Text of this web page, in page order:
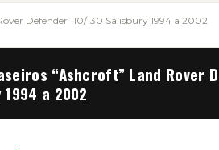
Defender 110/130 Salisbury 1994 a 2002
“Ashcroft” Land Rover
a 2002